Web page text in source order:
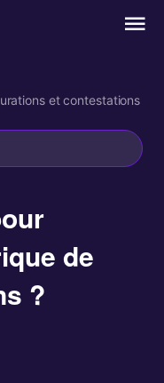
et contestations
de
?